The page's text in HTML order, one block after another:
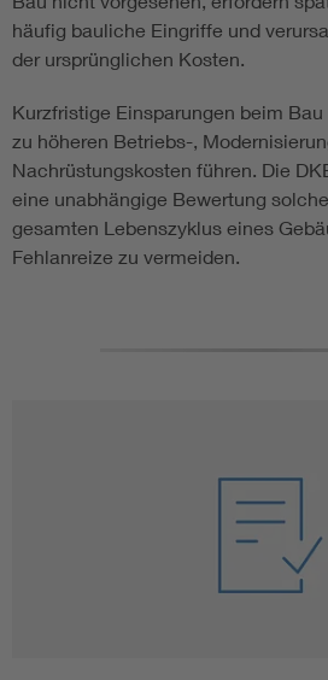
häufig bauliche Eingriffe und
der ursprünglichen Kosten.
Kurzfristige Einsparungen beim
zu höheren Betriebs-,
Nachrüstungskosten führen. Die
eine unabhängige Bewertung
gesamten Lebenszyklus eines
Fehlanreize zu vermeiden.